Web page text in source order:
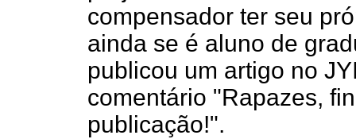
compensador ter seu
ainda se é aluno de
publicou um artigo no
comentário "Rapazes,
publicação!".